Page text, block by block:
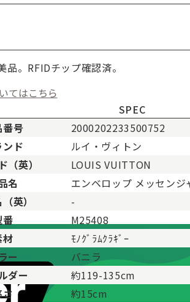
品。RFIDチップ確認済。
てはこちら
SPEC
番号
2000202233500752
ンド
ルイ・ヴィトン
（英）
LOUIS VUITTON
名
エンベロップ メッセンジ
英）
-
番
M25408
材
ﾓﾉｸﾞﾗﾑｸﾗｷﾞｰ
ー
バニラ
ダー
約119-135cm
さ
約15cm